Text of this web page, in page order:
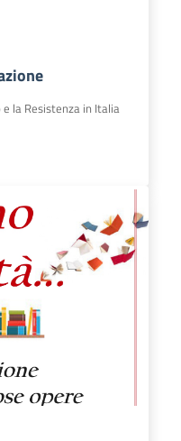
la Resistenza in Italia